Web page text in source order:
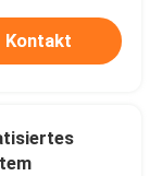
Kontakt